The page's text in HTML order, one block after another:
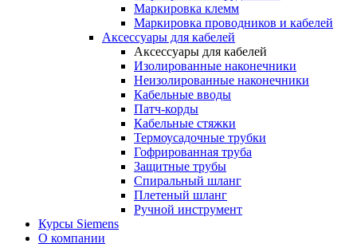
Маркировка клемм
Маркировка проводников и кабелей
Аксессуары для кабелей
Аксессуары для кабелей
Изолированные наконечники
Неизолированные наконечники
Кабельные вводы
Патч-корды
Кабельные стяжки
Термоусадочные трубки
Гофрированная труба
Защитные трубы
Спиральный шланг
Плетеный шланг
Ручной инструмент
Курсы Siemens
О компании